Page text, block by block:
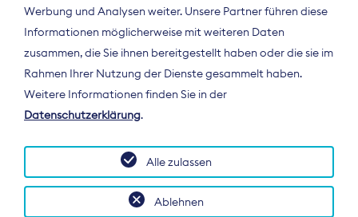
Der Bundesverband Digitalpublisher und
Zeitungsverleger (BDZV) vertritt als
Spitzenorganisation die Interessen der
Deutschland und auf EU-Ebene.
Werbung und Analysen weiter. Unsere Partner führen diese
Informationen möglicherweise mit weiteren Daten
zusammen, die Sie ihnen bereitgestellt haben oder die sie im
Rahmen Ihrer Nutzung der Dienste gesammelt haben.
Weitere Informationen finden Sie in der
Datenschutzerklärung.
Ablehnen
Alle zulassen